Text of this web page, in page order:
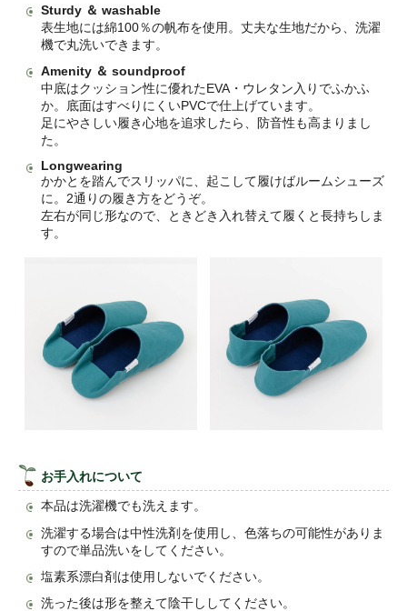
Sturdy ＆ washable
表生地には綿100％の帆布を使用。丈夫な生地だから、洗濯
機で丸洗いできます。
Amenity ＆ soundproof
中底はクッション性に優れたEVA・ウレタン入りでふかふ
か。底面はすべりにくいPVCで仕上げています。
足にやさしい履き心地を追求したら、防音性も高まりまし
た。
Longwearing
かかとを踏んでスリッパに、起こして履けばルームシューズ
に。2通りの履き方をどうぞ。
左右が同じ形なので、ときどき入れ替えて履くと長持ちしま
す。
お手入れについて
本品は洗濯機でも洗えます。
洗濯する場合は中性洗剤を使用し、色落ちの可能性がありま
すので単品洗いをしてください。
塩素系漂白剤は使用しないでください。
洗った後は形を整えて陰干ししてください。